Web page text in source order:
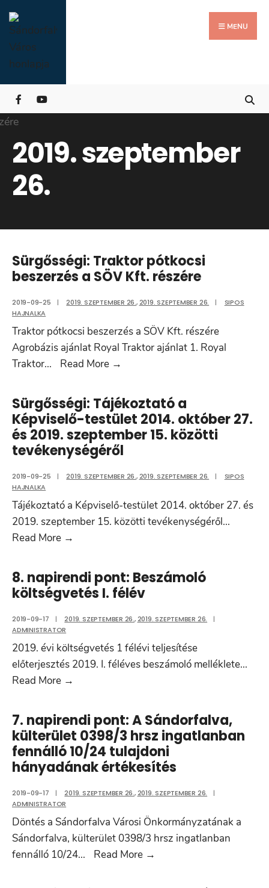
Skip
to
content
MENU
2019. szeptember
26.
Sürgősségi: Traktor pótkocsi
beszerzés a SÖV Kft. részére
2019-09-25 | 2019. SZEPTEMBER 26.,2019. SZEPTEMBER 26. |
SIPOS
HAJNALKA
Traktor pótkocsi beszerzés a SÖV Kft. részére
Agrobázis ajánlat Royal Traktor ajánlat 1. Royal
Traktor... Read More →
pótkocsi
beszerzés
a
SÖV
részére
Sürgősségi: Tájékoztató a
Képviselő-testület 2014. október 27.
és 2019. szeptember 15. közötti
tevékenységéről
2019-09-25 | 2019. SZEPTEMBER 26.,2019. SZEPTEMBER 26. |
SIPOS
HAJNALKA
Tájékoztató a Képviselő-testület 2014. október 27. és
2019. szeptember 15. közötti tevékenységéről...
Read More →
Képviselő-
testület
2014.
27.
és
15.
közötti
tevékenységéről
8. napirendi pont: Beszámoló
költségvetés I. félév
2019-09-17 | 2019. SZEPTEMBER 26.,2019. SZEPTEMBER 26.
|
ADMINISTRATOR
2019. évi költségvetés 1 félévi teljesítése
előterjesztés 2019. I. féléves beszámoló melléklete...
Read More →
pont:
Beszámoló
költségvetés
I.
7. napirendi pont: A Sándorfalva,
külterület 0398/3 hrsz ingatlanban
fennálló 10/24 tulajdoni
hányadának értékesítés
2019-09-17 | 2019. SZEPTEMBER 26.,2019. SZEPTEMBER 26.
|
ADMINISTRATOR
Döntés a Sándorfalva Városi Önkormányzatának a
Sándorfalva, külterület 0398/3 hrsz ingatlanban
fennálló 10/24... Read More →
for:
Close